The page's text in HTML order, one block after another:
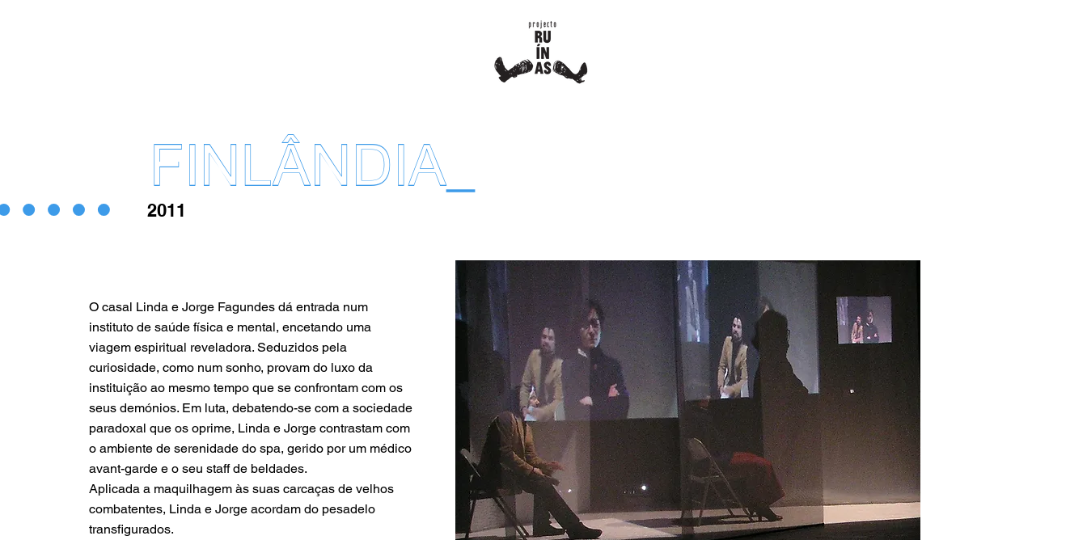
FINLÂNDIA
2011
O casal Linda e Jorge Fagundes dá entrada num
instituto de saúde física e mental, encetando uma
viagem espiritual reveladora. Seduzidos pela
curiosidade, como num sonho, provam do luxo da
instituição ao mesmo tempo que se confrontam com os
seus demónios. Em luta, debatendo-se com a sociedade
paradoxal que os oprime, Linda e Jorge contrastam com
o ambiente de serenidade do spa, gerido por um médico
avant-garde e o seu staff de beldades.
Aplicada a maquilhagem às suas carcaças de velhos
combatentes, Linda e Jorge acordam do pesadelo
transfigurados.